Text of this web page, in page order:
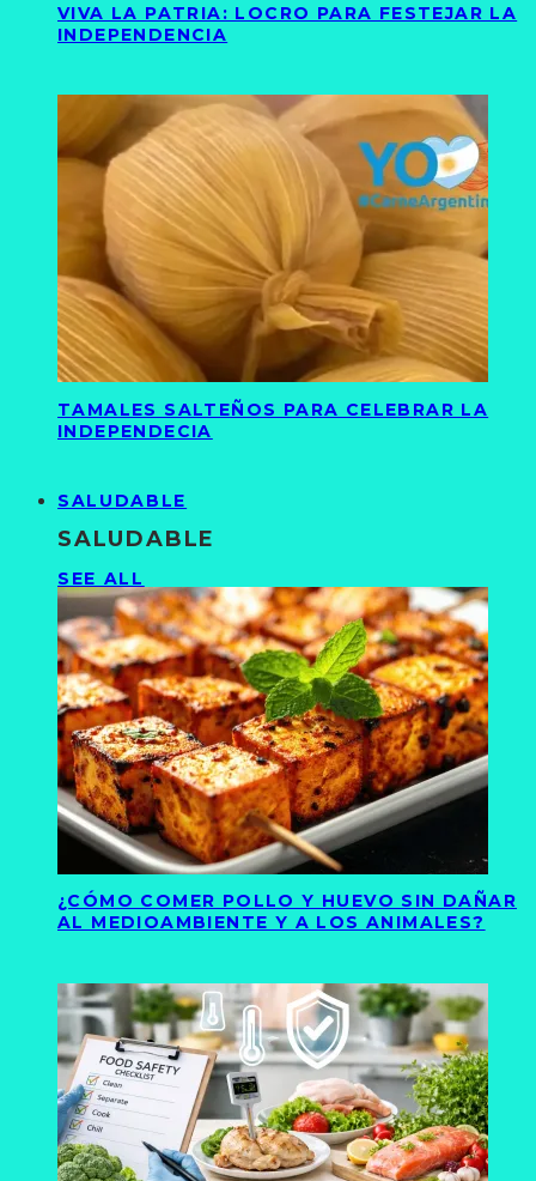
VIVA LA PATRIA: LOCRO PARA FESTEJAR LA
INDEPENDENCIA
TAMALES SALTEÑOS PARA CELEBRAR LA
INDEPENDECIA
SALUDABLE
SALUDABLE
SEE ALL
¿CÓMO COMER POLLO Y HUEVO SIN DAÑAR
AL MEDIOAMBIENTE Y A LOS ANIMALES?